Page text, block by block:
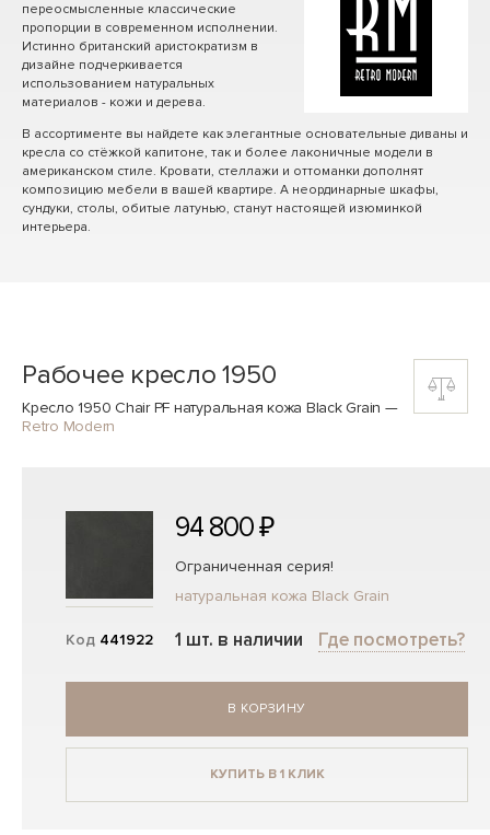
переосмысленные классические
пропорции в современном исполнении.
Истинно британский аристократизм в
дизайне подчеркивается
использованием натуральных
материалов - кожи и дерева.
В ассортименте вы найдете как элегантные основательные диваны и
кресла со стёжкой капитоне, так и более лаконичные модели в
американском стиле. Кровати, стеллажи и оттоманки дополнят
композицию мебели в вашей квартире. А неординарные шкафы,
сундуки, столы, обитые латунью, станут настоящей изюминкой
интерьера.
Рабочее кресло 1950
Кресло 1950 Chair PF натуральная кожа Black Grain —
Retro Modern
Код 441922
94 800 ₽
Ограниченная серия!
натуральная кожа Black Grain
1 шт. в наличии Где посмотреть?
В КОРЗИНУ
КУПИТЬ В 1 КЛИК